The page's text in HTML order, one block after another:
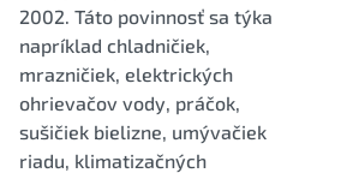
2002. Táto povinnosť sa týka
napríklad chladničiek,
mrazničiek, elektrických
ohrievačov vody, práčok,
sušičiek bielizne, umývačiek
riadu, klimatizačných